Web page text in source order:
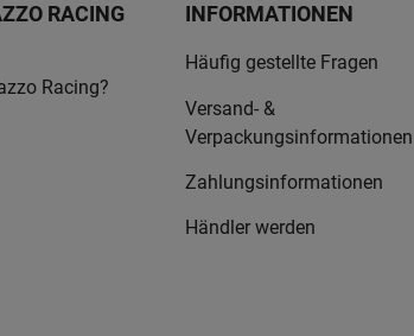
RACING
Racing?
INFORMATIONEN
Häufig gestellte Fragen
Versand- &
Verpackungsinformationen
Zahlungsinformationen
Händler werden